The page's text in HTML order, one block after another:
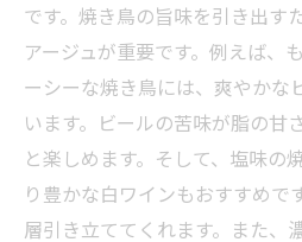
居酒屋で味わう共有
お酒と共に楽しむ焼
友人とシェアするお
ニュー
居酒屋での焼き鳥イ
焼き鳥を通じた友人
です。焼き鳥の旨味を引き出す
アージュが重要です。例えば、
ーシーな焼き鳥には、爽やかな
います。ビールの苦味が脂の甘
と楽しめます。そして、塩味の
り豊かな白ワインもおすすめで
層引き立ててくれます。また、